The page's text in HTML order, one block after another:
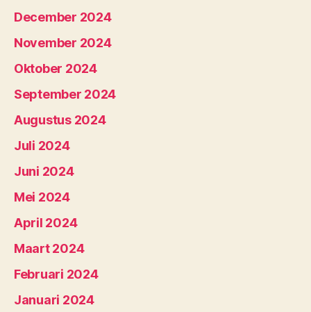
December 2024
November 2024
Oktober 2024
September 2024
Augustus 2024
Juli 2024
Juni 2024
Mei 2024
April 2024
Maart 2024
Februari 2024
Januari 2024